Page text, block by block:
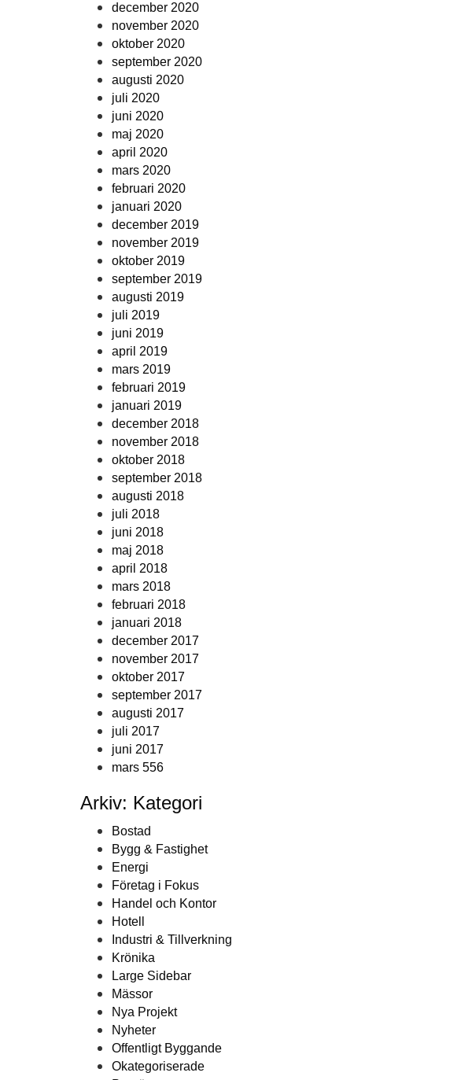
december 2020
november 2020
oktober 2020
september 2020
augusti 2020
juli 2020
juni 2020
maj 2020
april 2020
mars 2020
februari 2020
januari 2020
december 2019
november 2019
oktober 2019
september 2019
augusti 2019
juli 2019
juni 2019
april 2019
mars 2019
februari 2019
januari 2019
december 2018
november 2018
oktober 2018
september 2018
augusti 2018
juli 2018
juni 2018
maj 2018
april 2018
mars 2018
februari 2018
januari 2018
december 2017
november 2017
oktober 2017
september 2017
augusti 2017
juli 2017
juni 2017
mars 556
Arkiv: Kategori
Bostad
Bygg & Fastighet
Energi
Företag i Fokus
Handel och Kontor
Hotell
Industri & Tillverkning
Krönika
Large Sidebar
Mässor
Nya Projekt
Nyheter
Offentligt Byggande
Okategoriserade